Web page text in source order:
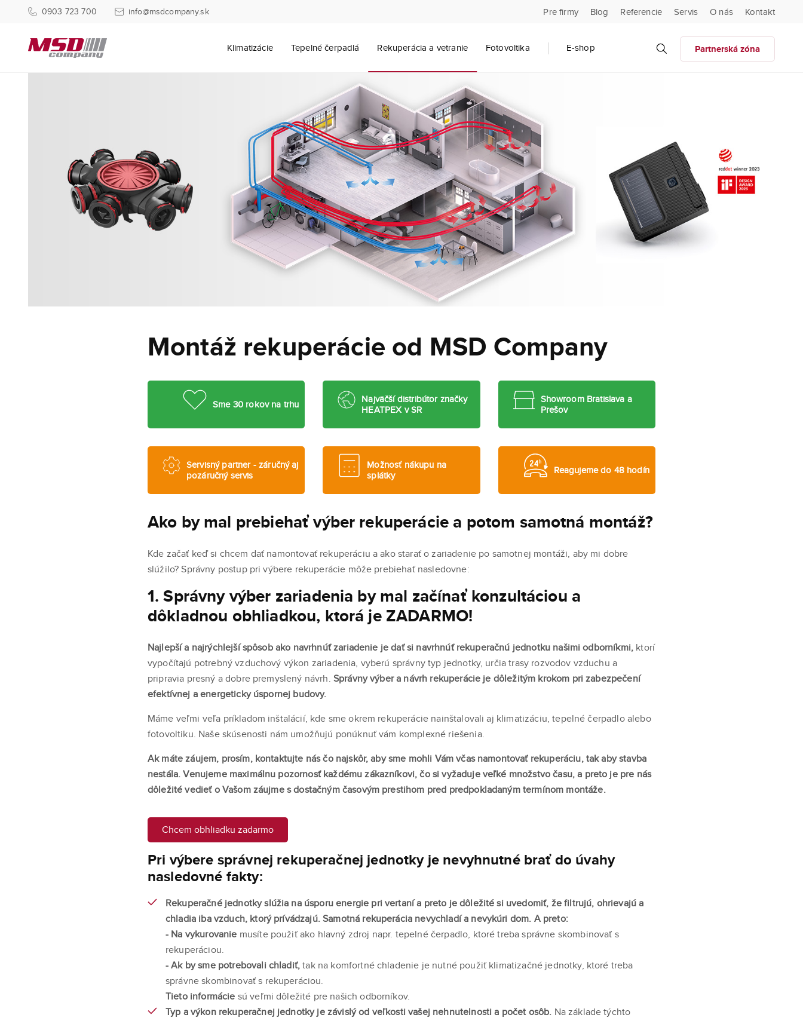
0903 723 700 info@msdcompany.sk Pre firmy Blog Referencie Servis O nás Kontakt
Klimatizácie Tepelné čerpadlá Rekuperácia a vetranie Fotovoltika E-shop Partnerská zóna
Montáž rekuperácie od MSD Company
Sme 30 rokov na trhu
Najväčší distribútor značky
HEATPEX v SR
Showroom Bratislava a
Prešov
Servisný partner - záručný aj
pozáručný servis
Možnosť nákupu na
splátky
Reagujeme do 48 hodín
Ako by mal prebiehať výber rekuperácie a potom samotná montáž?
Kde začať keď si chcem dať namontovať rekuperáciu a ako starať o zariadenie po samotnej montáži, aby mi dobre
slúžilo? Správny postup pri výbere rekuperácie môže prebiehať nasledovne:
1. Správny výber zariadenia by mal začínať konzultáciou a
dôkladnou obhliadkou, ktorá je ZADARMO!
Najlepší a najrýchlejší spôsob ako navrhnúť zariadenie je dať si navrhnúť rekuperačnú jednotku našimi odborníkmi, ktorí
vypočítajú potrebný vzduchový výkon zariadenia, vyberú správny typ jednotky, určia trasy rozvodov vzduchu a
pripravia presný a dobre premyslený návrh. Správny výber a návrh rekuperácie je dôležitým krokom pri zabezpečení
efektívnej a energeticky úspornej budovy.
Máme veľmi veľa príkladom inštalácií, kde sme okrem rekuperácie nainštalovali aj klimatizáciu, tepelné čerpadlo alebo
fotovoltiku. Naše skúsenosti nám umožňujú ponúknuť vám komplexné riešenia.
Ak máte záujem, prosím, kontaktujte nás čo najskôr, aby sme mohli Vám včas namontovať rekuperáciu, tak aby stavba
nestála. Venujeme maximálnu pozornosť každému zákazníkovi, čo si vyžaduje veľké množstvo času, a preto je pre nás
dôležité vedieť o Vašom záujme s dostačným časovým prestihom pred predpokladaným termínom montáže.
Chcem obhliadku zadarmo
Pri výbere správnej rekuperačnej jednotky je nevyhnutné brať do úvahy
nasledovné fakty:
Rekuperačné jednotky slúžia na úsporu energie pri vertaní a preto je dôležité si uvedomiť, že filtrujú, ohrievajú a
chladia iba vzduch, ktorý prívádzajú. Samotná rekuperácia nevychladí a nevykúri dom. A preto:
- Na vykurovanie musíte použiť ako hlavný zdroj napr. tepelné čerpadlo, ktoré treba správne skombinovať s
rekuperáciou.
- Ak by sme potrebovali chladiť,tak na komfortné chladenie je nutné použiť klimatizačné jednotky, ktoré treba
správne skombinovať s rekuperáciou.
Tieto informácie sú veľmi dôležité pre našich odborníkov.
Typ a výkon rekuperačnej jednotky je závislý od veľkosti vašej nehnutelnosti a počet osôb. Na základe týchto